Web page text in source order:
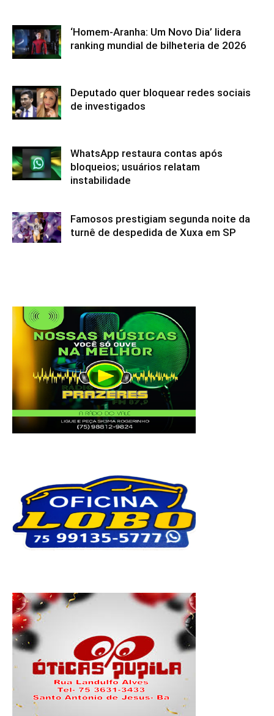
‘Homem-Aranha: Um Novo Dia’ lidera
ranking mundial de bilheteria de 2026
Deputado quer bloquear redes sociais
de investigados
WhatsApp restaura contas após
bloqueios; usuários relatam
instabilidade
Famosos prestigiam segunda noite da
turnê de despedida de Xuxa em SP